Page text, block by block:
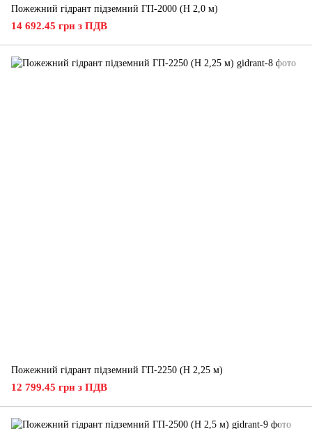
Пожежний гідрант підземний ГП-2000 (H 2,0 м)
14 692.45 грн з ПДВ
Пожежний гідрант підземний ГП-2250 (H 2,25 м)
12 799.45 грн з ПДВ